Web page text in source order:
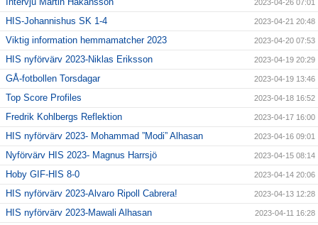
2023-04-26 07:01
HIS-Johannishus SK 1-4 2023-04-21 20:48
Viktig information hemmamatcher 2023 2023-04-20 07:53
HIS nyförvärv 2023-Niklas Eriksson 2023-04-19 20:29
GÅ-fotbollen Torsdagar 2023-04-19 13:46
Top Score Profiles 2023-04-18 16:52
Fredrik Kohlbergs Reflektion 2023-04-17 16:00
HIS nyförvärv 2023- Mohammad ”Modi” Alhasan 2023-04-16 09:01
Nyförvärv HIS 2023- Magnus Harrsjö 2023-04-15 08:14
Hoby GIF-HIS 8-0 2023-04-14 20:06
HIS nyförvärv 2023-Alvaro Ripoll Cabrera! 2023-04-13 12:28
HIS nyförvärv 2023-Mawali Alhasan 2023-04-11 16:28